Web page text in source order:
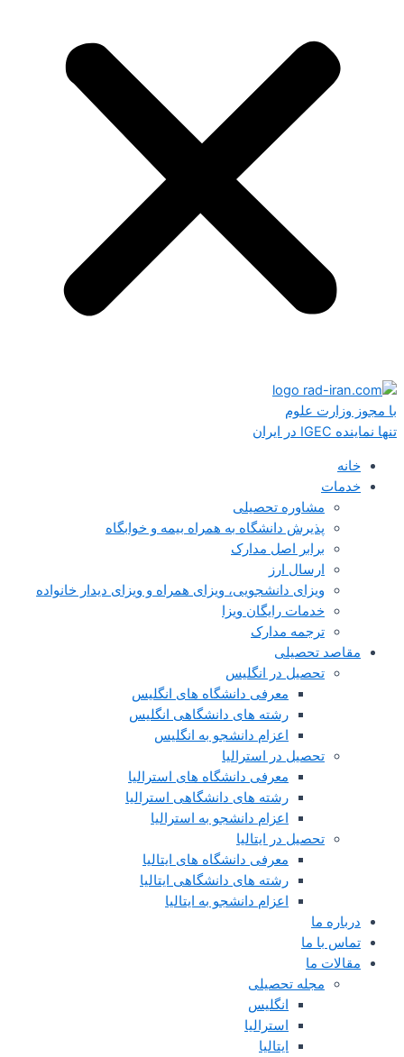
با مجوز وزارت علوم
تنها نماینده IGEC در ایران
خانه
خدمات
مشاوره تحصیلی
پذیرش دانشگاه به همراه بیمه و خوابگاه
برابر اصل مدارک
ارسال ارز
ویزای دانشجویی، ویزای همراه و ویزای دیدار خانواده
خدمات رایگان ویزا
ترجمه مدارک
مقاصد تحصیلی
تحصیل در انگلیس
معرفی دانشگاه های انگلیس
رشته های دانشگاهی انگلیس
اعزام دانشجو به انگلیس
تحصیل در استرالیا
معرفی دانشگاه های استرالیا
رشته های دانشگاهی استرالیا
اعزام دانشجو به استرالیا
تحصیل در ایتالیا
معرفی دانشگاه های ایتالیا
رشته های دانشگاهی ایتالیا
اعزام دانشجو به ایتالیا
درباره ما
تماس با ما
مقالات ما
مجله تحصیلی
انگلیس
استرالیا
ایتالیا